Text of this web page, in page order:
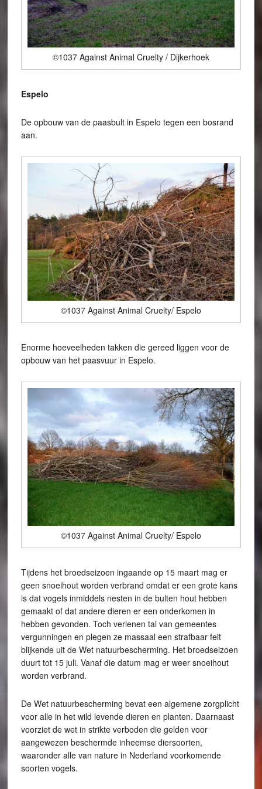
©1037 Against Animal Cruelty / Dijkerhoek
Espelo
De opbouw van de paasbult in Espelo tegen een bosrand
aan.
©1037 Against Animal Cruelty/ Espelo
Enorme hoeveelheden takken die gereed liggen voor de
opbouw van het paasvuur in Espelo.
©1037 Against Animal Cruelty/ Espelo
Tijdens het broedseizoen ingaande op 15 maart mag er
geen snoeihout worden verbrand omdat er een grote kans
is dat vogels inmiddels nesten in de bulten hout hebben
gemaakt of dat andere dieren er een onderkomen in
hebben gevonden. Toch verlenen tal van gemeentes
vergunningen en plegen ze massaal een strafbaar feit
blijkende uit de Wet natuurbescherming. Het broedseizoen
duurt tot 15 juli. Vanaf die datum mag er weer snoeihout
worden verbrand.
De Wet natuurbescherming bevat een algemene zorgplicht
voor alle in het wild levende dieren en planten. Daarnaast
voorziet de wet in strikte verboden die gelden voor
aangewezen beschermde inheemse diersoorten,
waaronder alle van nature in Nederland voorkomende
soorten vogels.